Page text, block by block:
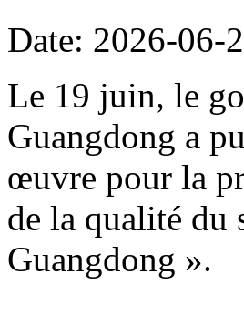
Date: 2026-06-
Le 19 juin, le
Guangdong a
œuvre pour la
de la qualité du
Guangdong ».